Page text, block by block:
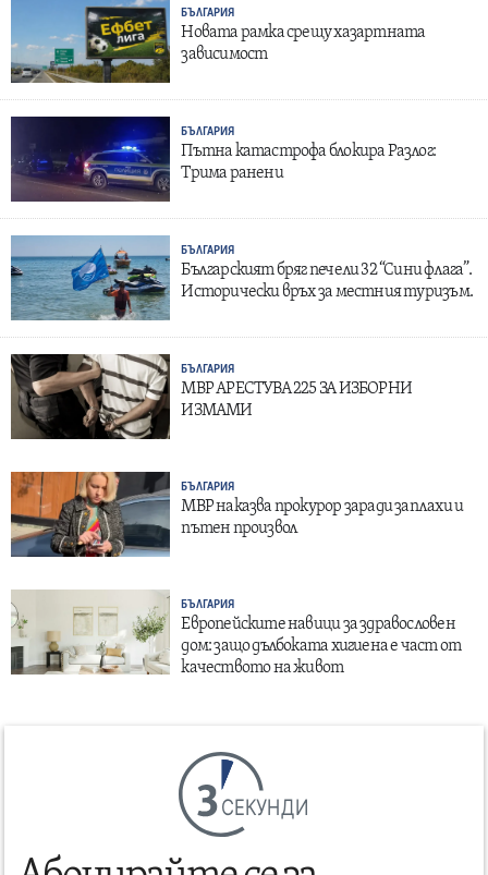
БЪЛГАРИЯ
Новата рамка срещу хазартната
зависимост
БЪЛГАРИЯ
Пътна катастрофа блокира Разлог:
Трима ранени
БЪЛГАРИЯ
Българският бряг печели 32 “Сини флага”.
Исторически връх за местния туризъм.
БЪЛГАРИЯ
МВР АРЕСТУВА 225 ЗА ИЗБОРНИ
ИЗМАМИ
БЪЛГАРИЯ
МВР наказва прокурор заради заплахи и
пътен произвол
БЪЛГАРИЯ
Европейските навици за здравословен
дом: защо дълбоката хигиена е част от
качеството на живот
СЕКУНДИ